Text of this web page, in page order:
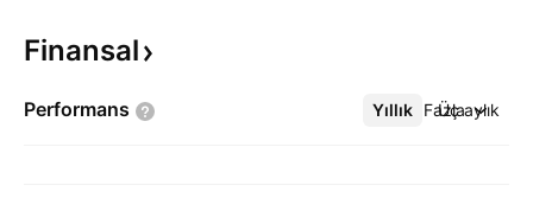
Finansal
Performans Yıllık Üç aylık
Daha Fazla